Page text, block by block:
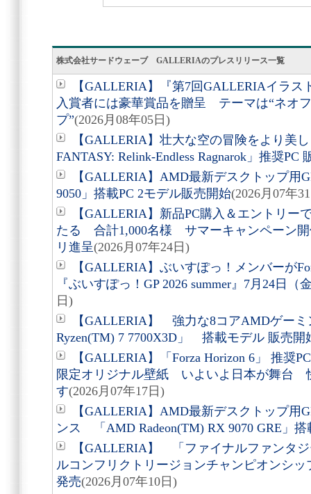
株式会社サードウェーブ GALLERIAのプレスリリース一覧
【GALLERIA】『第7回GALLERIAイラ
入賞者には豪華賞品を贈呈 テーマは“ネオ
プ”(2026月08年05日)
【GALLERIA】壮大な空の冒険をより美
FANTASY: Relink-Endless Ragnarok」推奨PC
【GALLERIA】AMD最新デスクトップ
9050」搭載PC 2モデル販売開始(2026月07年
【GALLERIA】新品PC購入＆エントリー
たる 合計1,000名様 サマーキャンペーン
リ進呈(2026月07年24日)
【GALLERIA】ぶいすぽっ！メンバーが
『ぶいすぽっ！GP 2026 summer』7月24日（
日)
【GALLERIA】 強力な8コアAMDゲー
Ryzen(TM) 7 7700X3D」 搭載モデル 販売開
【GALLERIA】「Forza Horizon 6」 推
限定オリジナル壁紙 いよいよ日本が舞台
す(2026月07年17日)
【GALLERIA】AMD最新デスクトップ用
ンス 「AMD Radeon(TM) RX 9070 GRE」搭
【GALLERIA】 「ファイナルファンタ
ルコンフリクトリージョンチャンピオンシッ
発売(2026月07年10日)